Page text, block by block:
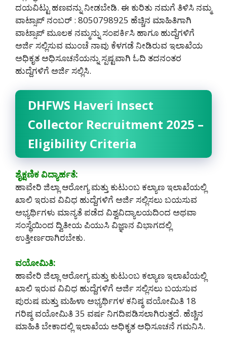
ದಯವಿಟ್ಟು ಹಣವನ್ನು ನೀಡಬೇಡಿ‌. ಈ ಕುರಿತು ನಮಗೆ ತಿಳಿಸಿ ನಮ್ಮ
ವಾಟ್ಸಾಪ್ ನಂಬರ್ : 8050798925 ಹೆಚ್ಚಿನ ಮಾಹಿತಿಗಾಗಿ
ವಾಟ್ಸಾಪ್ ಮೂಲಕ ನಮ್ಮನ್ನು ಸಂಪರ್ಕಿಸಿ ಹಾಗೂ ಹುದ್ದೆಗಳಿಗೆ
ಅರ್ಜಿ ಸಲ್ಲಿಸುವ ಮುಂಚೆ ನಾವು ಕೆಳಗಡೆ ನೀಡಿರುವ ಇಲಾಖೆಯ
ಅಧಿಕೃತ ಅಧಿಸೂಚನೆಯನ್ನು ಸ್ಪಷ್ಟವಾಗಿ ಓದಿ ತದನಂತರ
ಹುದ್ದೆಗಳಿಗೆ ಅರ್ಜಿ ಸಲ್ಲಿಸಿ.
DHFWS Haveri Insect
Collector Recruitment 2025 –
Eligibility Criteria
ಶೈಕ್ಷಣಿಕ ವಿದ್ಯಾರ್ಹತೆ:
ಹಾವೇರಿ ಜಿಲ್ಲಾ ಆರೋಗ್ಯ ಮತ್ತು ಕುಟುಂಬ ಕಲ್ಯಾಣ ಇಲಾಖೆಯಲ್ಲಿ
ಖಾಲಿ ಇರುವ ವಿವಿಧ ಹುದ್ದೆಗಳಿಗೆ ಅರ್ಜಿ ಸಲ್ಲಿಸಲು ಬಯಸುವ
ಅಭ್ಯರ್ಥಿಗಳು ಮಾನ್ಯತೆ ಪಡೆದ ವಿಶ್ವವಿದ್ಯಾಲಯದಿಂದ ಅಥವಾ
ಸಂಸ್ಥೆಯಿಂದ ದ್ವಿತೀಯ ಪಿಯುಸಿ ವಿಜ್ಞಾನ ವಿಭಾಗದಲ್ಲಿ
ಉತ್ತೀರ್ಣರಾಗಿರಬೇಕು.
ವಯೋಮಿತಿ:
ಹಾವೇರಿ ಜಿಲ್ಲಾ ಆರೋಗ್ಯ ಮತ್ತು ಕುಟುಂಬ ಕಲ್ಯಾಣ ಇಲಾಖೆಯಲ್ಲಿ
ಖಾಲಿ ಇರುವ ವಿವಿಧ ಹುದ್ದೆಗಳಿಗೆ ಅರ್ಜಿ ಸಲ್ಲಿಸಲು ಬಯಸುವ
ಪುರುಷ ಮತ್ತು ಮಹಿಳಾ ಅಭ್ಯರ್ಥಿಗಳ ಕನಿಷ್ಠ ವಯೋಮಿತಿ 18
ಗರಿಷ್ಠ ವಯೋಮಿತಿ 35 ವರ್ಷ ನಿಗದಿಪಡಿಸಲಾಗಿರುತ್ತದೆ. ಹೆಚ್ಚಿನ
ಮಾಹಿತಿ ಬೇಕಾದಲ್ಲಿ ಇಲಾಖೆಯ ಅಧಿಕೃತ ಅಧಿಸೂಚನೆ ಗಮನಿಸಿ.